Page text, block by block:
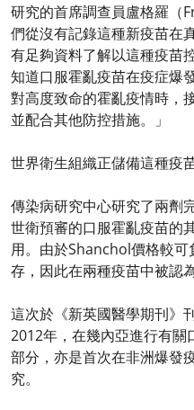
研究的首席調查員盧格羅（
們從沒有記錄這種新疫苗在
有足夠資料了解以這種疫苗
知道口服霍亂疫苗在疫症爆
對高度致命的霍亂疫情時，
並配合其他防控措施。」
世界衛生組織正儲備這種疫
傳染病研究中心研究了兩劑
世衛預審的口服霍亂疫苗的
用。由於Shanchol價格較
存，因此在兩種疫苗中被認
這次於《新英國醫學期刊》
2012年，在幾內亞進行有關
部分，亦是首次在非洲爆發
究。